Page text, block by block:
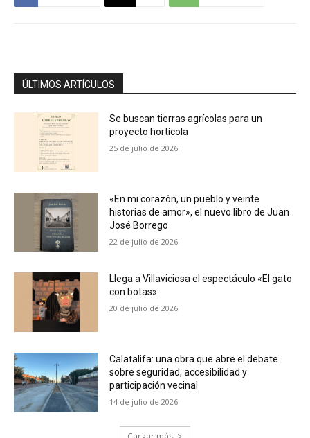
ÚLTIMOS ARTÍCULOS
Se buscan tierras agrícolas para un
proyecto hortícola
25 de julio de 2026
«En mi corazón, un pueblo y veinte
historias de amor», el nuevo libro de Juan
José Borrego
22 de julio de 2026
Llega a Villaviciosa el espectáculo «El gato
con botas»
20 de julio de 2026
Calatalifa: una obra que abre el debate
sobre seguridad, accesibilidad y
participación vecinal
14 de julio de 2026